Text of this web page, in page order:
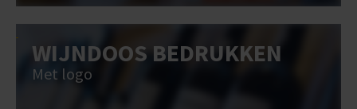
WIJNDOOS BEDRUKKEN
Met logo